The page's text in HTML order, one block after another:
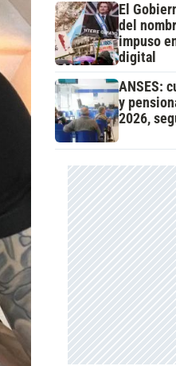
El
del
impuso
digital
ANSES:
y
2026,